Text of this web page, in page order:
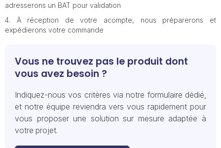
adresserons un BAT pour validation
À réception de votre acompte, nous préparerons et
expédierons votre commande
Vous ne trouvez pas le produit dont
vous avez besoin ?
Indiquez-nous vos critères via notre formulaire dédié,
et notre équipe reviendra vers vous rapidement pour
vous proposer une solution sur mesure adaptée à
votre projet.